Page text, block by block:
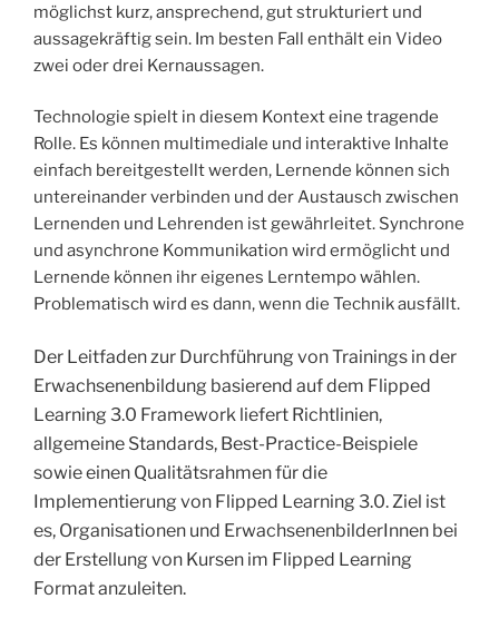
möglichst kurz, ansprechend, gut strukturiert und
aussagekräftig sein. Im besten Fall enthält ein Video
zwei oder drei Kernaussagen.
Technologie spielt in diesem Kontext eine tragende
Rolle. Es können multimediale und interaktive Inhalte
einfach bereitgestellt werden, Lernende können sich
untereinander verbinden und der Austausch zwischen
Lernenden und Lehrenden ist gewährleitet. Synchrone
und asynchrone Kommunikation wird ermöglicht und
Lernende können ihr eigenes Lerntempo wählen.
Problematisch wird es dann, wenn die Technik ausfällt.
Der Leitfaden zur Durchführung von Trainings in der
Erwachsenenbildung basierend auf dem Flipped
Learning 3.0 Framework liefert Richtlinien,
allgemeine Standards, Best-Practice-Beispiele
sowie einen Qualitätsrahmen für die
Implementierung von Flipped Learning 3.0. Ziel ist
es, Organisationen und ErwachsenenbilderInnen bei
der Erstellung von Kursen im Flipped Learning
Format anzuleiten.